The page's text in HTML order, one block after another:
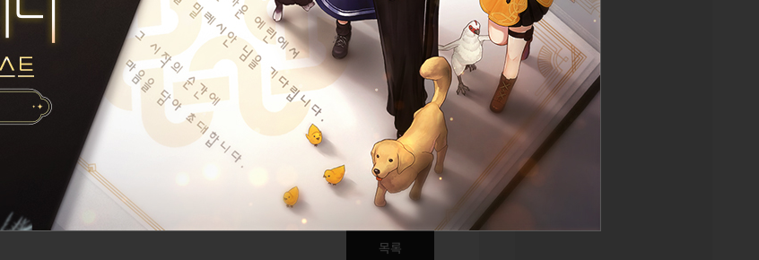
다
중해주시죠
가 없습니다.
목록